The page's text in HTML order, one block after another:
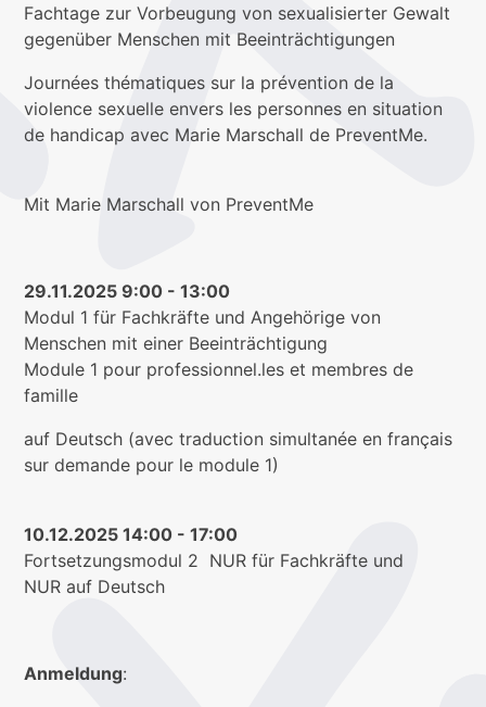
Fachtage zur Vorbeugung von sexualisierter Gewalt
gegenüber Menschen mit Beeinträchtigungen
Journées thématiques sur la prévention de la
violence sexuelle envers les personnes en situation
de handicap avec Marie Marschall de PreventMe.
Mit Marie Marschall von PreventMe
29.11.2025 9:00 - 13:00
Modul 1 für Fachkräfte und Angehörige von
Menschen mit einer Beeinträchtigung
Module 1 pour professionnel.les et membres de
famille
auf Deutsch (avec traduction simultanée en français
sur demande pour le module 1)
10.12.2025 14:00 - 17:00
Fortsetzungsmodul 2 NUR für Fachkräfte und
NUR auf Deutsch
Anmeldung: